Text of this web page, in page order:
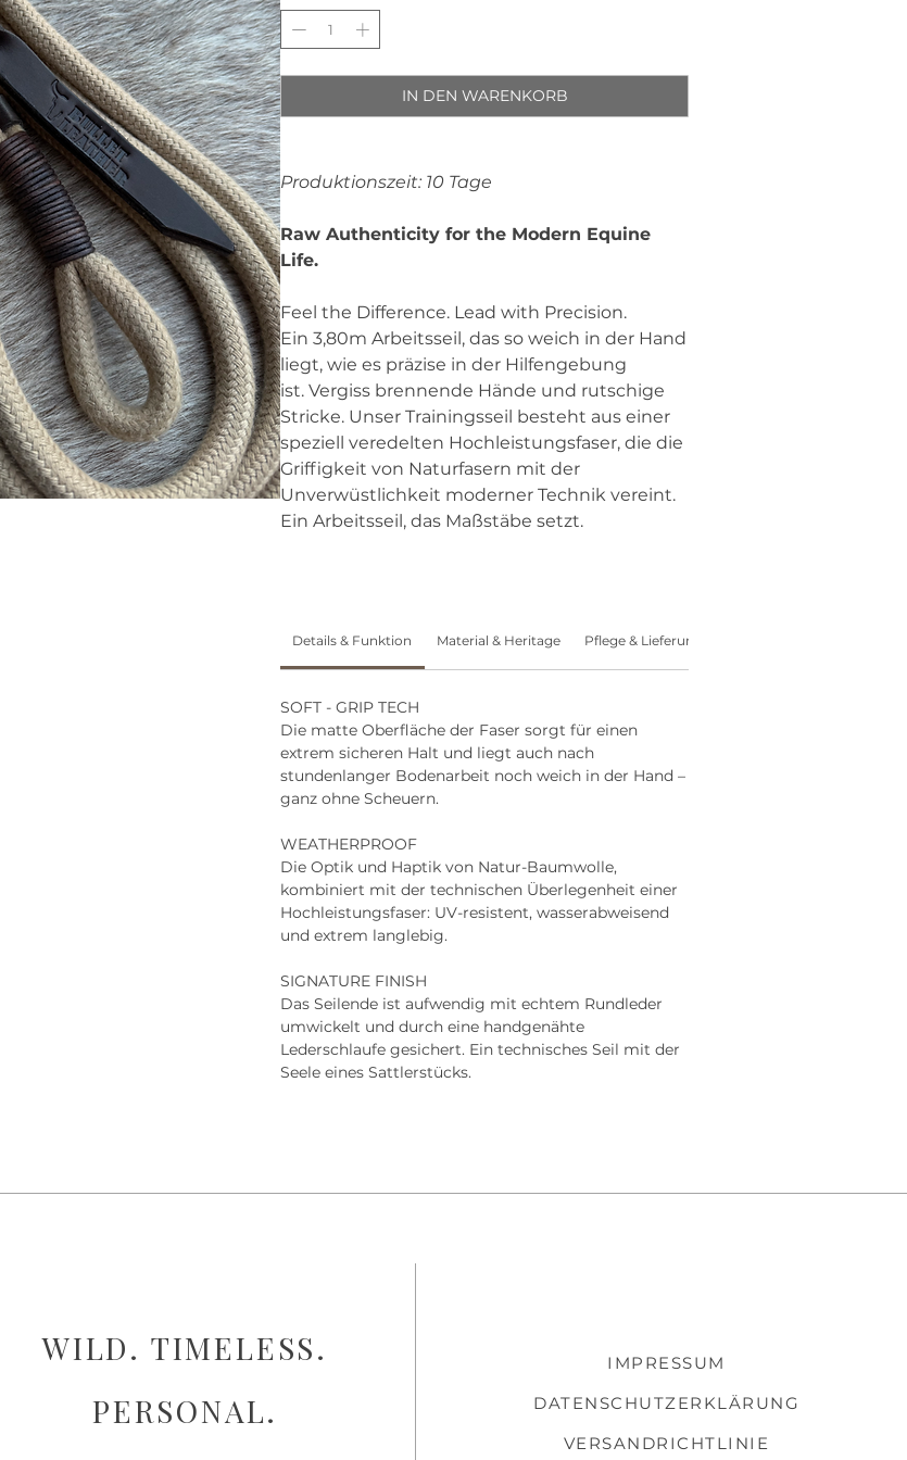
IN DEN WARENKORB
Produktionszeit: 10 Tage
Raw Authenticity for the Modern Equine
Life.
Feel the Difference. Lead with Precision.
Ein 3,80m Arbeitsseil, das so weich in der Hand
liegt, wie es präzise in der Hilfengebung
ist. Vergiss brennende Hände und rutschige
Stricke. Unser Trainingsseil besteht aus einer
speziell veredelten Hochleistungsfaser, die die
Griffigkeit von Naturfasern mit der
Unverwüstlichkeit moderner Technik vereint.
Ein Arbeitsseil, das Maßstäbe setzt.
Details & Funktion Material & Heritage Pflege & Lieferumfang
SOFT - GRIP TECH
Die matte Oberfläche der Faser sorgt für einen
extrem sicheren Halt und liegt auch nach
stundenlanger Bodenarbeit noch weich in der Hand –
ganz ohne Scheuern.
WEATHERPROOF
Die Optik und Haptik von Natur-Baumwolle,
kombiniert mit der technischen Überlegenheit einer
Hochleistungsfaser: UV-resistent, wasserabweisend
und extrem langlebig.
SIGNATURE FINISH
Das Seilende ist aufwendig mit echtem Rundleder
umwickelt und durch eine handgenähte
Lederschlaufe gesichert. Ein technisches Seil mit der
Seele eines Sattlerstücks.
WILD. TIMELESS.
PERSONAL.
IMPRESSUM
DATENSCHUTZERKLÄRUNG
VERSANDRICHTLINIE